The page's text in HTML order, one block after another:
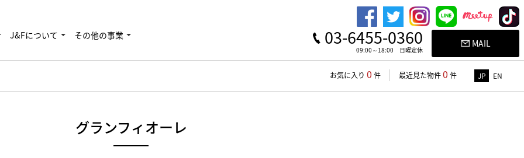
J&Fについて その他の事業 03-6455-0360
09:00～18:00 日曜定休
MAIL
お気に入り 0 件 最近見た物件0 件 JP EN
グランフィオーレ